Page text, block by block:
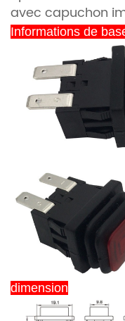
avec capuchon
Informations de
dimension